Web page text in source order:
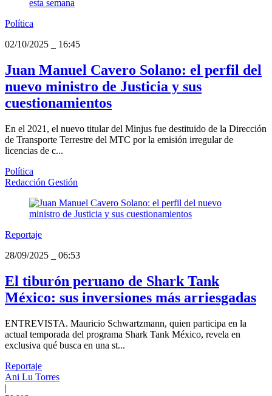
Política
02/10/2025
16:45
Juan Manuel Cavero Solano: el perfil del
nuevo ministro de Justicia y sus
cuestionamientos
En el 2021, el nuevo titular del Minjus fue destituido de la Dirección
de Transporte Terrestre del MTC por la emisión irregular de
licencias de c...
Política
Redacción Gestión
Reportaje
28/09/2025
06:53
El tiburón peruano de Shark Tank
México: sus inversiones más arriesgadas
ENTREVISTA. Mauricio Schwartzmann, quien participa en la
actual temporada del programa Shark Tank México, revela en
exclusiva qué busca en una st...
Reportaje
Ani Lu Torres
|